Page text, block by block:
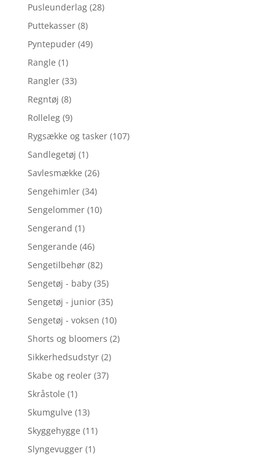
Pusleunderlag (28)
Puttekasser (8)
Pyntepuder (49)
Rangle (1)
Rangler (33)
Regntøj (8)
Rolleleg (9)
Rygsække og tasker (107)
Sandlegetøj (1)
Savlesmække (26)
Sengehimler (34)
Sengelommer (10)
Sengerand (1)
Sengerande (46)
Sengetilbehør (82)
Sengetøj - baby (35)
Sengetøj - junior (35)
Sengetøj - voksen (10)
Shorts og bloomers (2)
Sikkerhedsudstyr (2)
Skabe og reoler (37)
Skråstole (1)
Skumgulve (13)
Skyggehygge (11)
Slyngevugger (1)